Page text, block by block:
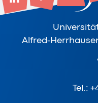
Alfred-
Tel.: